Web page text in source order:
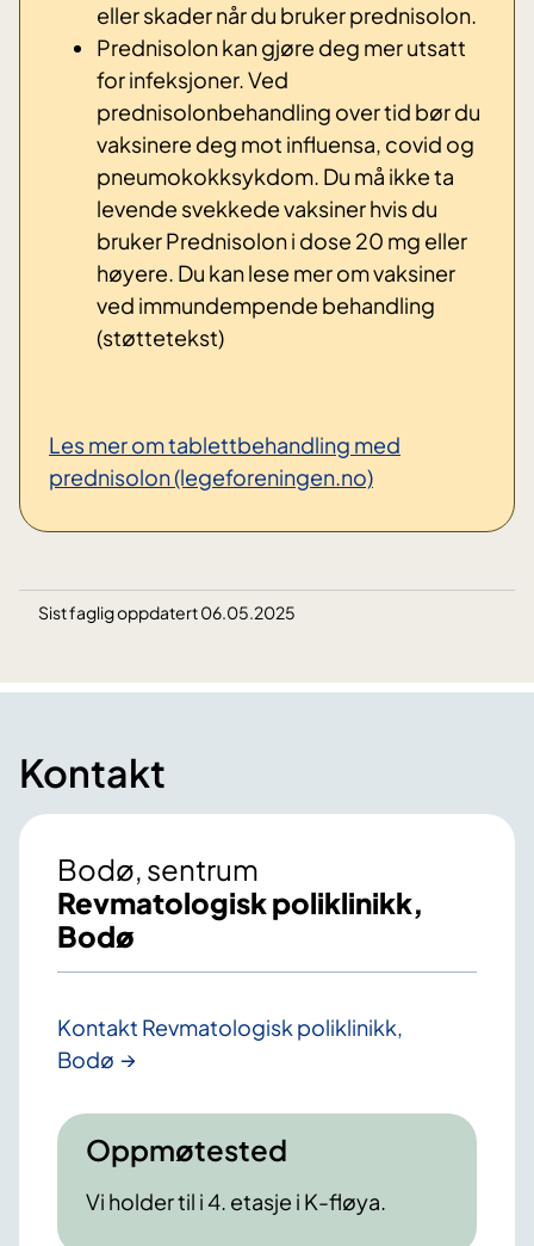
eller skader når du bruker prednisolon.
Prednisolon kan gjøre deg mer utsatt
for infeksjoner. Ved
prednisolonbehandling over tid bør du
vaksinere deg mot influensa, covid og
pneumokokksykdom. Du må ikke ta
levende svekkede vaksiner hvis du
bruker Prednisolon i dose 20 mg eller
høyere. Du kan lese mer om vaksiner
ved immundempende behandling
(støttetekst)
Les mer om tablettbehandling med
prednisolon (legeforeningen.no)
Sist faglig oppdatert 06.05.2025
Kontakt
Bodø, sentrum
Revmatologisk poliklinikk,
Bodø
Kontakt Revmatologisk poliklinikk,
Bodø
Oppmøtested
Vi holder til i 4. etasje i K-fløya.